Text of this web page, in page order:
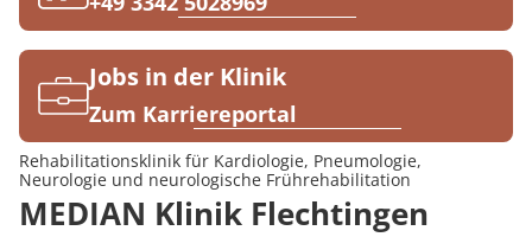
Karriere
Jobs in der Klinik
Zum Karriereportal
Rehabilitationsklinik für Kardiologie, Pneumologie,
Neurologie und neurologische Frührehabilitation
MEDIAN Klinik Flechtingen